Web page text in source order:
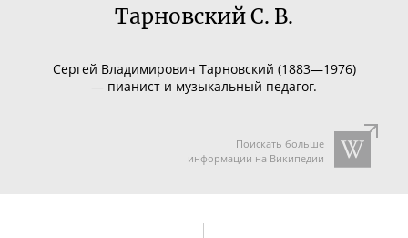
Тарновский С. В.
Сергей Владимирович Тарновский (1883—1976)
— пианист и музыкальный педагог.
Поискать больше
информации на Википедии